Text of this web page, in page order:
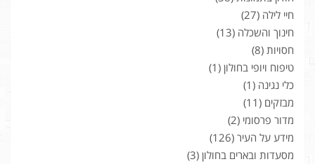
חיי לילה (27)
חינוך והשכלה (13)
חסויות (8)
טיפוח ויופי בחולון (1)
כלי נגינה (1)
מבזקים (11)
מדור פרסומי (2)
מידע על העיר (126)
מסעדות ובארים בחולון (3)